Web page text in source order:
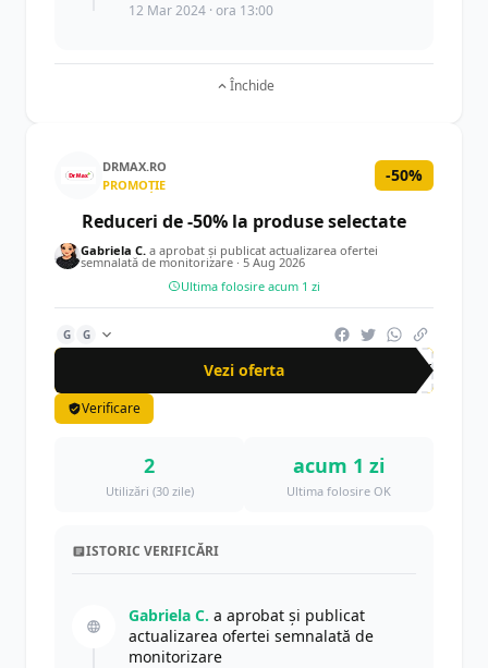
12 Mar 2024 · ora 13:00
Închide
DRMAX.RO
PROMOȚIE
-50%
Reduceri de -50% la produse selectate
Gabriela C. a aprobat și publicat actualizarea ofertei
semnalată de monitorizare · 5 Aug 2026
Ultima folosire acum 1 zi
G G
Vezi oferta -50%
Verificare
2
Utilizări (30 zile)
acum 1 zi
Ultima folosire OK
ISTORIC VERIFICĂRI
Gabriela C. a aprobat și publicat
actualizarea ofertei semnalată de
monitorizare